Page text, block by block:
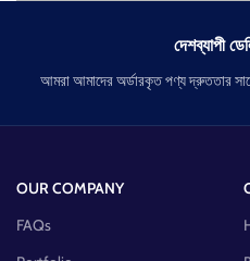
দেশব্যাপী
আমরা আমাদের অর্ডারকৃত পণ্য দ্রুততার
OUR COMPANY
FAQs